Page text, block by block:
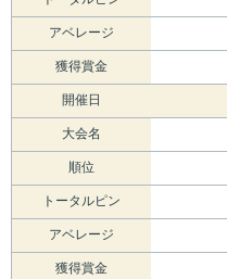
アベレージ
獲得賞金
開催日
大会名
順位
トータルピン
アベレージ
獲得賞金